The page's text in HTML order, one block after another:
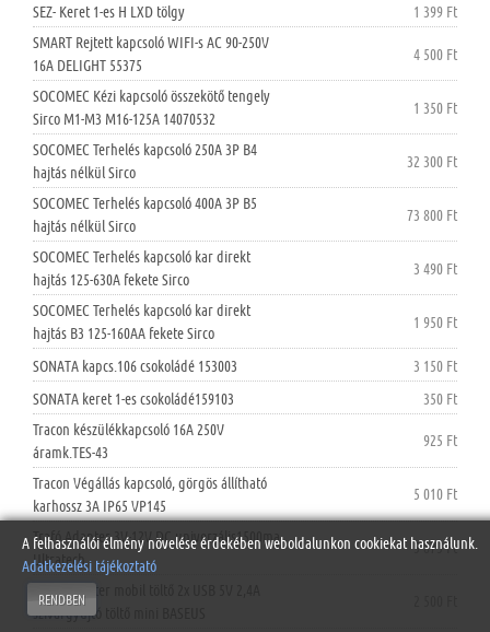
SEZ- Keret 1-es H LXD tölgy
1 399 Ft
SMART Rejtett kapcsoló WIFI-s AC 90-250V
16A DELIGHT 55375
4 500 Ft
SOCOMEC Kézi kapcsoló összekötő tengely
Sirco M1-M3 M16-125A 14070532
1 350 Ft
SOCOMEC Terhelés kapcsoló 250A 3P B4
hajtás nélkül Sirco
32 300 Ft
SOCOMEC Terhelés kapcsoló 400A 3P B5
hajtás nélkül Sirco
73 800 Ft
SOCOMEC Terhelés kapcsoló kar direkt
hajtás 125-630A fekete Sirco
3 490 Ft
SOCOMEC Terhelés kapcsoló kar direkt
hajtás B3 125-160AA fekete Sirco
1 950 Ft
SONATA kapcs.106 csokoládé 153003
3 150 Ft
SONATA keret 1-es csokoládé159103
350 Ft
Tracon készülékkapcsoló 16A 250V
áramk.TES-43
925 Ft
Tracon Végállás kapcsoló, görgös állítható
karhossz 3A IP65 VP145
5 010 Ft
Trafó Adapter 3V-12V DC univerzális1500ma
Ultratech
5 875 Ft
Trafó Adapter mobil töltő 2x USB 5V 2,4A
szivargyujtó töltő mini BASEUS
A felhasználói élmény növelése érdekében weboldalunkon cookiekat használunk.
Adatkezelési tájékoztató
RENDBEN